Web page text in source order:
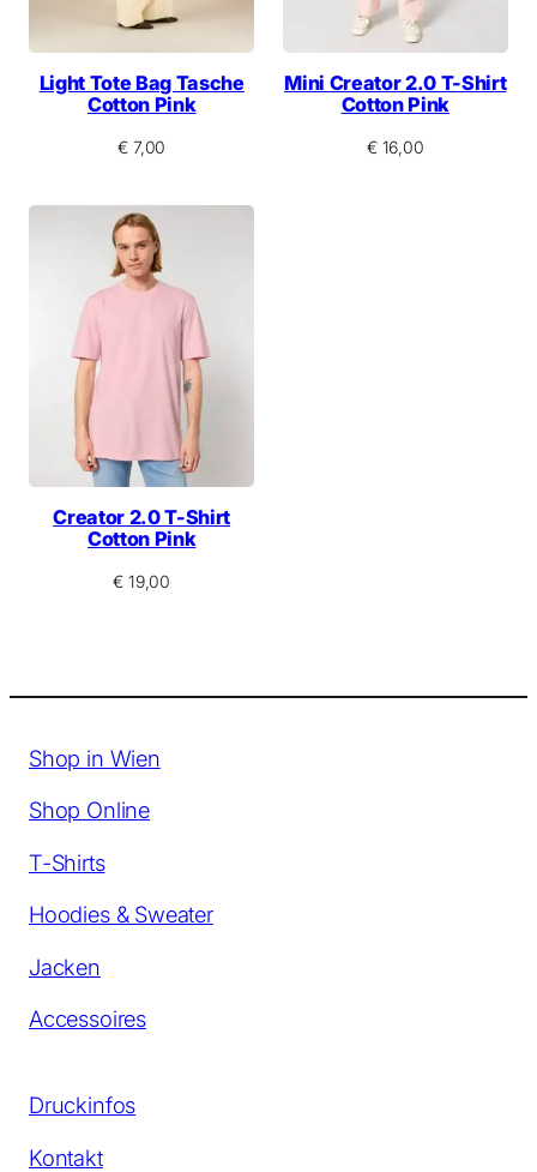
Light Tote Bag Tasche
Cotton Pink
€ 7,00
Mini Creator 2.0 T-Shirt
Cotton Pink
€16,00
Creator 2.0 T-Shirt
Cotton Pink
€ 19,00
Shop in Wien
Shop Online
T-Shirts
Hoodies & Sweater
Jacken
Accessoires
Druckinfos
Kontakt